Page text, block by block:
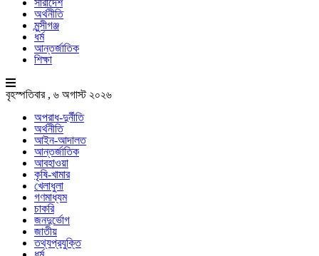
সারাদেশ
অর্থনীতি
মুন্সীগঞ্জ
ধর্ম
আন্তর্জাতিক
শিক্ষা
বৃহস্পতিবার , ৬ অগাস্ট ২০২৬
অপরাধ-দুর্নীতি
অর্থনীতি
আইন-আদালত
আন্তর্জাতিক
আবহাওয়া
কৃষি-খামার
খেলাধুলা
গণমাধ্যম
চাকরি
জনদুর্ভোগ
জাতীয়
তথ্যপ্রযুক্তি